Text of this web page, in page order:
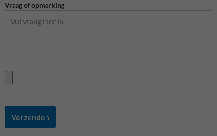
Vraag of opmerking
Verzenden